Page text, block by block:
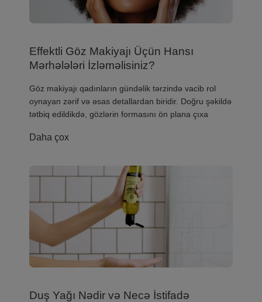
Effektli Göz Makiyajı Üçün Hansı
Mərhələləri İzləməlisiniz?
​Göz makiyajı qadınların gündəlik tərzində vacib rol
oynayan zərif və əsas detallardan biridir. Doğru şəkildə
tətbiq edildikdə, gözlərin formasını ön plana çıxa
Daha çox
Duş Yağı Nədir və Necə İstifadə